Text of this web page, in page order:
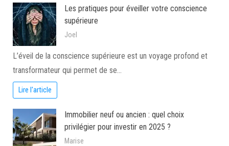
Les pratiques pour éveiller votre conscience
supérieure
Joel
L’éveil de la conscience supérieure est un voyage profond et
transformateur qui permet de se…
Lire l'article
Immobilier neuf ou ancien : quel choix
privilégier pour investir en 2025 ?
Marise